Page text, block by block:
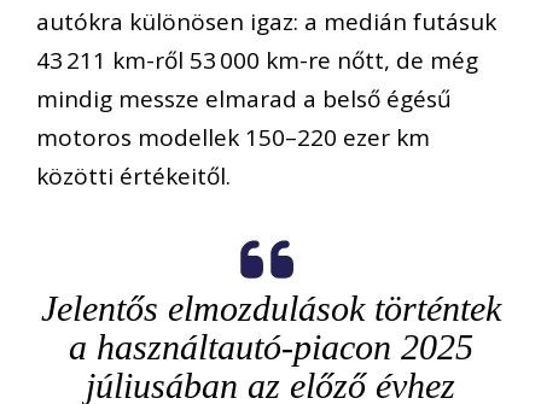
autókra különösen igaz: a medián futásuk
43 211 km-ről 53 000 km-re nőtt, de még
mindig messze elmarad a belső égésű
motoros modellek 150–220 ezer km
közötti értékeitől.
Jelentős elmozdulások történtek
a használtautó-piacon 2025
júliusában az előző évhez